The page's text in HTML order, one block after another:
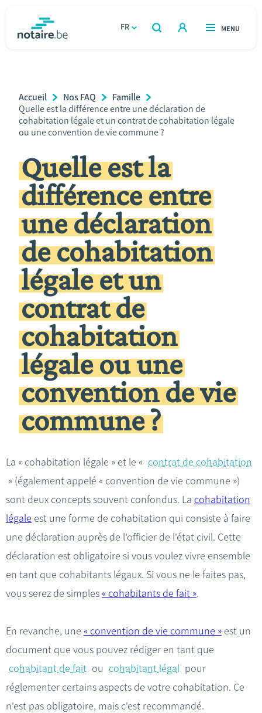
FR
OUVERT
RECHERCHER
OUVERT
MENU
Relations et vivre ensemble
Entreprendre
Le notaire
Calculateurs
Breadcrumb
Accueil Nos FAQ
Famille
Current
Page:
Quelle est la différence entre une déclaration de
cohabitation légale et un contrat de cohabitation légale
ou une convention de vie commune ?
Quelle est la
différence entre
une déclaration
de cohabitation
légale et un
contrat de
cohabitation
légale ou une
convention de vie
commune ?
La « cohabitation légale » et le « contrat de cohabitation
» (également appelé « convention de vie commune »)
sont deux concepts souvent confondus. La cohabitation
légale est une forme de cohabitation qui consiste à faire
une déclaration auprès de l'officier de l'état civil. Cette
déclaration est obligatoire si vous voulez vivre ensemble
en tant que cohabitants légaux. Si vous ne le faites pas,
vous serez de simples« cohabitants de fait ».
En revanche, une « convention de vie commune » est un
document que vous pouvez rédiger en tant que
cohabitant de fait ou cohabitant légal pour
réglementer certains aspects de votre cohabitation. Ce
n'est pas obligatoire, mais c'est recommandé.